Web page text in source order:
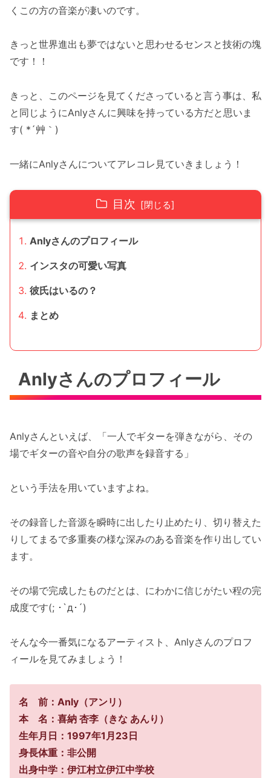
くこの方の音楽が凄いのです。
きっと世界進出も夢ではないと思わせるセンスと技術の塊
です！！
きっと、このページを見てくださっていると言う事は、私
と同じようにAnlyさんに興味を持っている方だと思いま
す( *´艸｀)
一緒にAnlyさんについてアレコレ見ていきましょう！
目次
Anlyさんのプロフィール
インスタの可愛い写真
彼氏はいるの？
まとめ
Anlyさんのプロフィール
Anlyさんといえば、「一人でギターを弾きながら、その
場でギターの音や自分の歌声を録音する」
という手法を用いていますよね。
その録音した音源を瞬時に出したり止めたり、切り替えた
りしてまるで多重奏の様な深みのある音楽を作り出してい
ます。
その場で完成したものだとは、にわかに信じがたい程の完
成度です(; ･`д･´)
そんな今一番気になるアーティスト、Anlyさんのプロフ
ィールを見てみましょう！
名 前：Anly（アンリ）
本 名：喜納 杏李（きな あんり）
生年月日：1997年1月23日
身長体重：非公開
出身中学：伊江村立伊江中学校